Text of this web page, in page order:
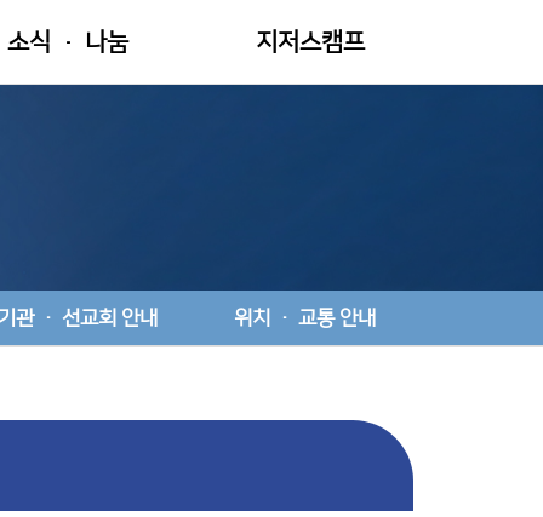
소식 · 나눔 지저스캠프
비전캠프
젊은이교회
기관 · 선교회 안내 위치 · 교통 안내